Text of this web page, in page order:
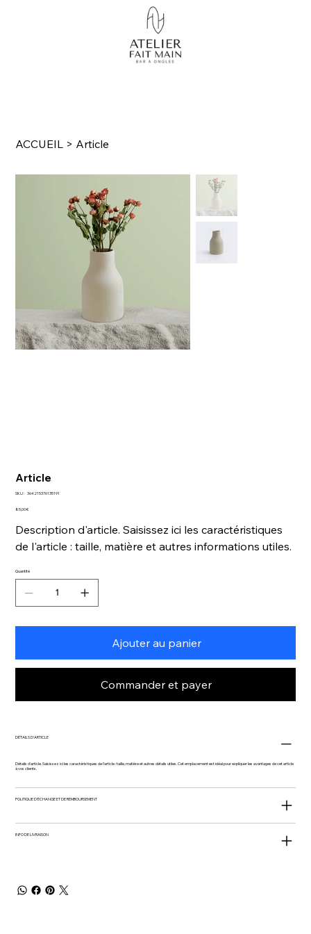
ACCUEIL > Article
Article
SKU : SKU
364215376135191
Prix
85,00 €
Description d'article. Saisissez ici les caractéristiques
de l'article : taille, matière et autres informations utiles.
Quantité
Ajouter au panier
Commander et payer
DÉTAILS D'ARTICLE
Détails d'article. Saisissez ici les caractéristiques de l'article : taille, matière et autres détails utiles. Cet emplacement est idéal pour expliquer les avantages de cet article
à vos clients.
POLITIQUE D'ÉCHANGE ET DE REMBOURSEMENT
INFO DE LIVRAISON